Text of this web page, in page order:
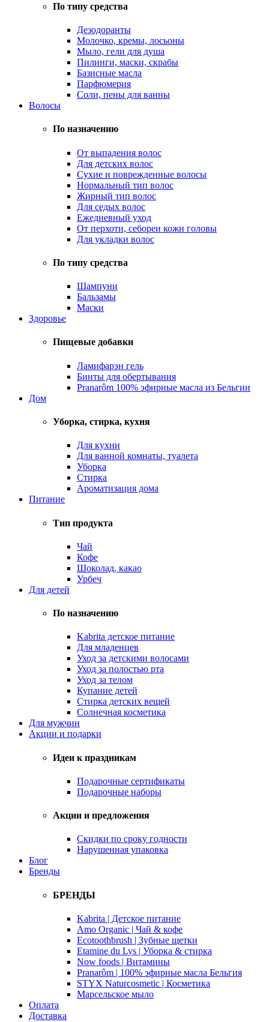
По типу средства
Дезодоранты
Молочко, кремы, лосьоны
Мыло, гели для душа
Пилинги, маски, скрабы
Базисные масла
Парфюмерия
Соли, пены для ванны
Волосы
По назначению
От выпадения волос
Для детских волос
Сухие и поврежденные волосы
Нормальный тип волос
Жирный тип волос
Для седых волос
Ежедневный уход
От перхоти, себореи кожи головы
Для укладки волос
По типу средства
Шампуни
Бальзамы
Маски
Здоровье
Пищевые добавки
Ламифарэн гель
Бинты для обертывания
Pranarôm 100% эфирные масла из Бельгии
Дом
Уборка, стирка, кухня
Для кухни
Для ванной комнаты, туалета
Уборка
Стирка
Ароматизация дома
Питание
Тип продукта
Чай
Кофе
Шоколад, какао
Урбеч
Для детей
По назначению
Kabrita детское питание
Для младенцев
Уход за детскими волосами
Уход за полостью рта
Уход за телом
Купание детей
Стирка детских вещей
Солнечная косметика
Для мужчин
Акции и подарки
Идеи к праздникам
Подарочные сертификаты
Подарочные наборы
Акции и предложения
Скидки по сроку годности
Нарушенная упаковка
Блог
Бренды
БРЕНДЫ
Kabrita | Детское питание
Amo Organic | Чай & кофе
Ecotoothbrush | Зубные щетки
Etamine du Lys | Уборка & стирка
Now foods | Витамины
Pranarôm | 100% эфирные масла Бельгия
STYX Naturcosmetic | Косметика
Марсельское мыло
Оплата
Доставка